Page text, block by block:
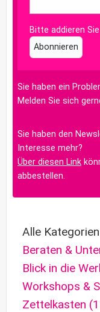
Bitte addieren
Abonnieren
Sie haben ein
Melden Sie sich
Sie haben den
Interesse mehr?
Über diesen Link
abbestellen.
Alle Kategorien
Beraten &
Blick in die
Workshops &
Zettelkasten